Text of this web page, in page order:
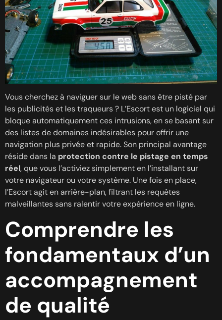
Vous cherchez à naviguer sur le web sans être pisté par
les publicités et les traqueurs ? L’Escort est un logiciel qui
bloque automatiquement ces intrusions, en se basant sur
des listes de domaines indésirables pour offrir une
navigation plus privée et rapide. Son principal avantage
réside dans la protection contre le pistage en temps
réel, que vous l’activiez simplement en l’installant sur
votre navigateur ou votre système. Une fois en place,
l’Escort agit en arrière-plan, filtrant les requêtes
malveillantes sans ralentir votre expérience en ligne.
Comprendre les
fondamentaux d’un
accompagnement
de qualité